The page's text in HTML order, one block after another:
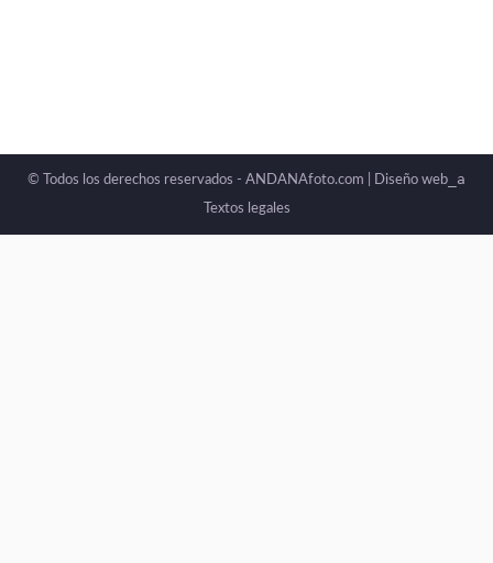
© Todos los derechos reservados - ANDANAfoto.com | Diseño web _a
Textos legales